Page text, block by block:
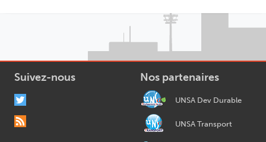
Suivez-nous Nos partenaires
UNSA Dev Durable
UNSA Transport